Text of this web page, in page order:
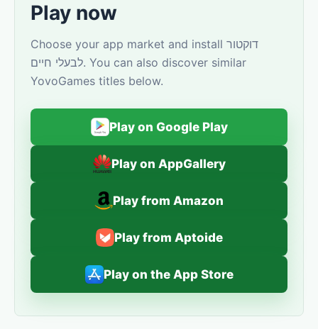
Play now
Choose your app market and install דוקטור
לבעלי חיים. You can also discover similar
YovoGames titles below.
Play on Google Play
Play on AppGallery
Play from Amazon
Play from Aptoide
Play on the App Store